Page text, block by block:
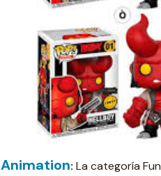
Animation: La categoría